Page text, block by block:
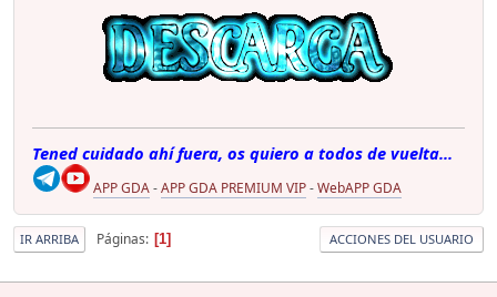
Tened cuidado ahí fuera, os quiero a todos de vuelta...
APP GDA-APP GDA PREMIUM VIP-WebAPP GDA
IR ARRIBA Páginas 1 ACCIONES DEL USUARIO